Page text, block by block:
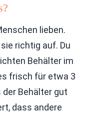
lieben.
richtig auf. Du
Behälter im
frisch für etwa 3
der Behälter gut
dass andere